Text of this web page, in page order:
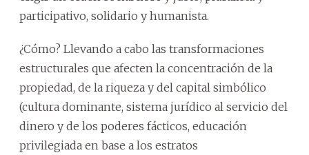
participativo, solidario y humanista.
¿Cómo? Llevando a cabo las transformaciones
estructurales que afecten la concentración de la
propiedad, de la riqueza y del capital simbólico
(cultura dominante, sistema jurídico al servicio del
dinero y de los poderes fácticos, educación
privilegiada en base a los estratos